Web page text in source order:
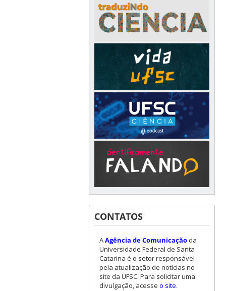
CONTATOS
AAgência de Comunicaçãoda
Universidade Federal de Santa
Catarina é o setor responsável
pela atualização de notícias no
site da UFSC. Para solicitar uma
divulgação, acesse o site.